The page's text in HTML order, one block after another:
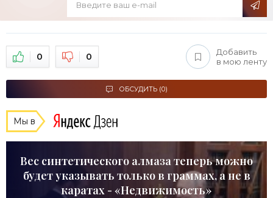
0 0
Добавить
в мою ленту
ОБСУДИТЬ (0)
Мы в
Вес синтетического алмаза теперь можно
будет указывать только в граммах, а не в
каратах - «Недвижимость»